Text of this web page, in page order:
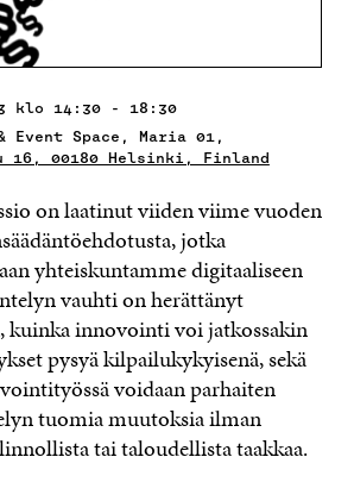
klo 14:30 - 18:30
Event Space, Maria 01,
16, 00180 Helsinki, Finland
on laatinut viiden viime vuoden
jotka
yhteiskuntamme digitaaliseen
vauhti on herättänyt
kuinka innovointi voi jatkossakin
pysyä kilpailukykyisenä, sekä
voidaan parhaiten
tuomia muutoksia ilman
tai taloudellista taakkaa.